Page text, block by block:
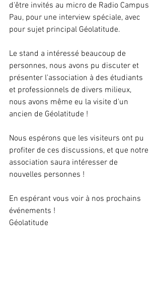
d'être invités au micro de Radio Campus
Pau, pour une interview spéciale, avec
pour sujet principal Géolatitude.
Le stand a intéressé beaucoup de
personnes, nous avons pu discuter et
présenter l'association à des étudiants
et professionnels de divers milieux,
nous avons même eu la visite d'un
ancien de Géolatitude !
Nous espérons que les visiteurs ont pu
profiter de ces discussions, et que notre
association saura intéresser de
nouvelles personnes !
En espérant vous voir à nos prochains
événements !
Géolatitude